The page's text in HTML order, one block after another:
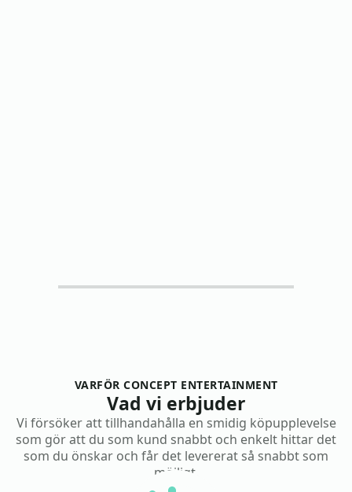
VARFÖR CONCEPT ENTERTAINMENT
Vad vi erbjuder
Vi försöker att tillhandahålla en smidig köpupplevelse
som gör att du som kund snabbt och enkelt hittar det
som du önskar och får det levererat så snabbt som
möjligt.